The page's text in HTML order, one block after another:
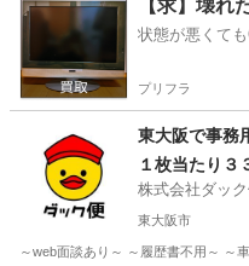
【求】壊れ
状態が悪くて
プリフラ
東大阪で事務
１枚当たり３
株式会社ダッ
東大阪市
～web面談あり～ ～履歴書不用～ ～